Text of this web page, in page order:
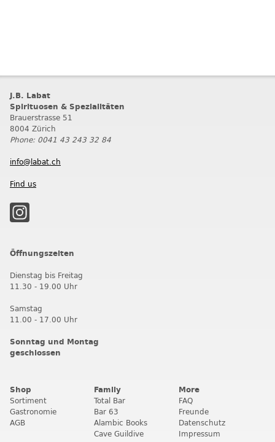
J.B. Labat
Spirituosen & Spezialitäten
Brauerstrasse 51
8004 Zürich
Phone: 0041 43 243 32 84
info@labat.ch
Find us
Öffnungszeiten
Dienstag bis Freitag
11.30 - 19.00 Uhr
Samstag
11.00 - 17.00 Uhr
Sonntag und Montag
geschlossen
Shop
Sortiment
Gastronomie
AGB
Family
Total Bar
Bar 63
Alambic Books
Cave Guildive
More
FAQ
Freunde
Datenschutz
Impressum